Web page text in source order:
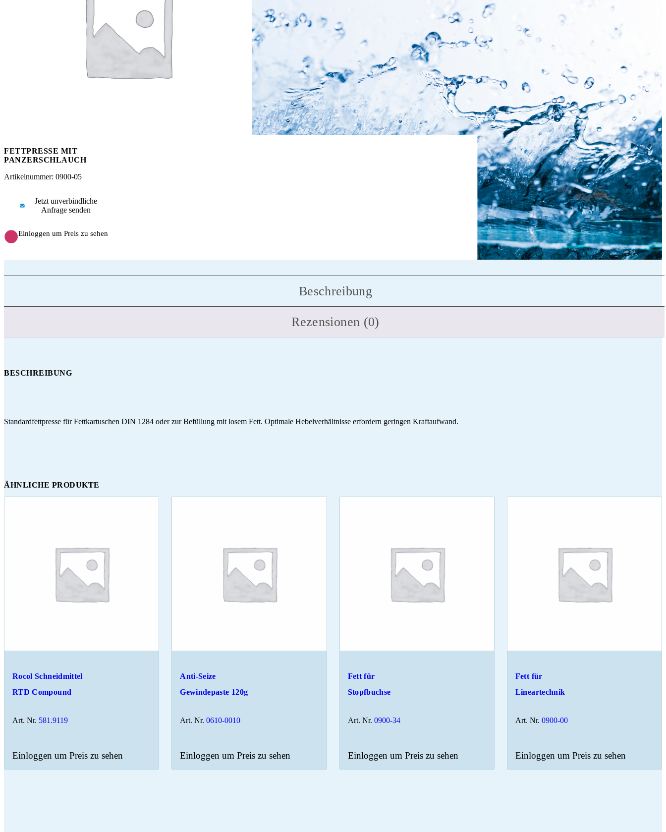
FETTPRESSE MIT
PANZERSCHLAUCH
Artikelnummer: 0900-05
Jetzt unverbindliche
Anfrage senden
Einloggen um Preis zu sehen
Beschreibung
Rezensionen (0)
BESCHREIBUNG
Standardfettpresse für Fettkartuschen DIN 1284 oder zur Befüllung mit losem Fett. Optimale Hebelverhältnisse erfordern geringen Kraftaufwand.
ÄHNLICHE PRODUKTE
Rocol Schneidmittel
RTD Compound
Art. Nr. 581.9119
Einloggen um Preis zu sehen
Anti-Seize
Gewindepaste 120g
Art. Nr. 0610-0010
Einloggen um Preis zu sehen
Fett für
Stopfbuchse
Art. Nr. 0900-34
Einloggen um Preis zu sehen
Fett für
Lineartechnik
Art. Nr. 0900-00
Einloggen um Preis zu sehen